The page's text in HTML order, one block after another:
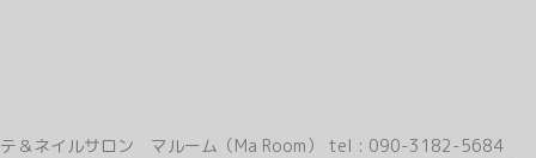
＆ネイルサロン マルーム（Ma Room） tel : 090-3182-5684